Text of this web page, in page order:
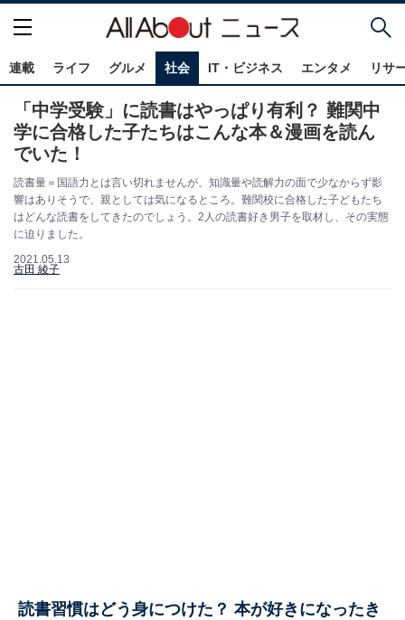
連載 ライフ グルメ 社会 IT・ビジネス エンタメ リサ
「中学受験」に読書はやっぱり有利？ 難関中
学に合格した子たちはこんな本＆漫画を読ん
でいた！
読書量＝国語力とは言い切れませんが、知識量や読解力の面で少なからず影
響はありそうで、親としては気になるところ。難関校に合格した子どもたち
はどんな読書をしてきたのでしょう。2人の読書好き男子を取材し、その実態
に迫りました。
2021.05.13
古田 綾子
読書習慣はどう身につけた？ 本が好きになったき